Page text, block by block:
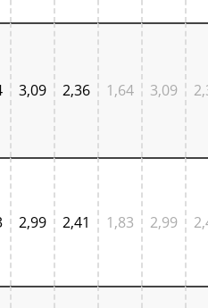
3,09 2,36 1,64 3,09
2,99 2,41 1,83 2,99